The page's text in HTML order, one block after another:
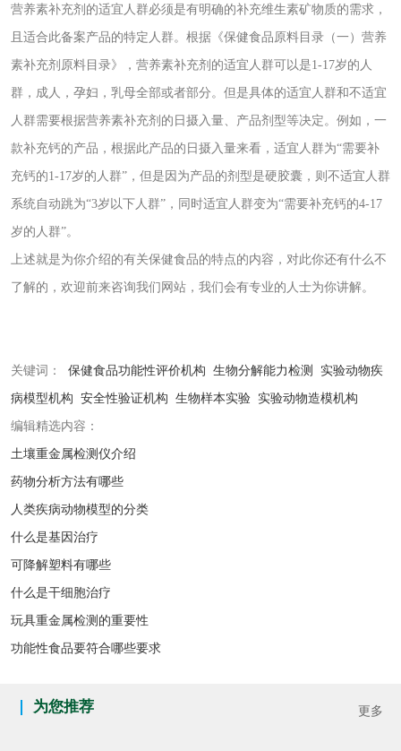
营养素补充剂的适宜人群必须是有明确的补充维生素矿物质的需求，
且适合此备案产品的特定人群。根据《保健食品原料目录（一）营养
素补充剂原料目录》，营养素补充剂的适宜人群可以是1-17岁的人
群，成人，孕妇，乳母全部或者部分。但是具体的适宜人群和不适宜
人群需要根据营养素补充剂的日摄入量、产品剂型等决定。例如，一
款补充钙的产品，根据此产品的日摄入量来看，适宜人群为“需要补
充钙的1-17岁的人群”，但是因为产品的剂型是硬胶囊，则不适宜人群
系统自动跳为“3岁以下人群”，同时适宜人群变为“需要补充钙的4-17
岁的人群”。
上述就是为你介绍的有关保健食品的特点的内容，对此你还有什么不
了解的，欢迎前来咨询我们网站，我们会有专业的人士为你讲解。
关键词： 保健食品功能性评价机构 生物分解能力检测
实验动物疾
病模型机构 安全性验证机构 生物样本实验 实验动物造模机构
编辑精选内容：
土壤重金属检测仪介绍
药物分析方法有哪些
人类疾病动物模型的分类
什么是基因治疗
可降解塑料有哪些
什么是干细胞治疗
玩具重金属检测的重要性
功能性食品要符合哪些要求
为您推荐 更多